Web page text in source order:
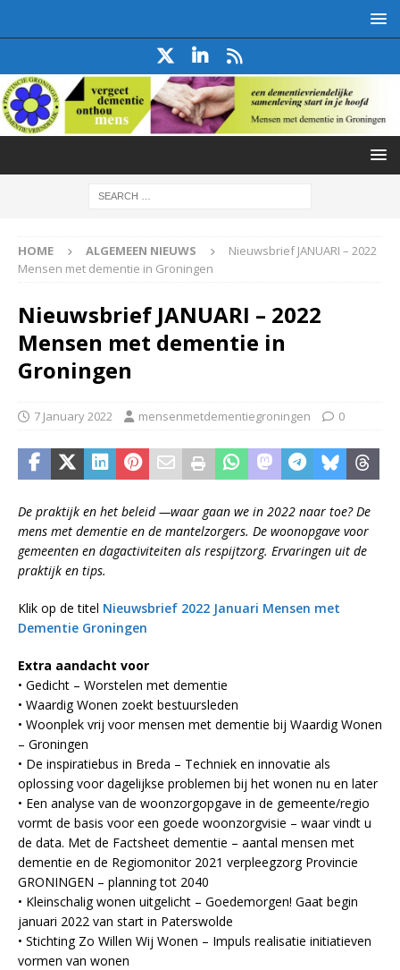
HOME ALGEMEEN NIEUWS
Nieuwsbrief JANUARI – 2022
Mensen met dementie in Groningen
Nieuwsbrief JANUARI – 2022
Mensen met dementie in
Groningen
7 January 2022 mensenmetdementiegroningen 0
De praktijk en het beleid —waar gaan we in 2022 naar toe? De
mens met dementie en de mantelzorgers. De woonopgave voor
gemeenten en dagactiviteiten als respijtzorg. Ervaringen uit de
praktijk en tips.
Klik op de titel Nieuwsbrief 2022 Januari Mensen met
Dementie Groningen
Extra aandacht voor
• Gedicht – Worstelen met dementie
• Waardig Wonen zoekt bestuursleden
• Woonplek vrij voor mensen met dementie bij Waardig Wonen
– Groningen
• De inspiratiebus in Breda – Techniek en innovatie als
oplossing voor dagelijkse problemen bij het wonen nu en later
• Een analyse van de woonzorgopgave in de gemeente/regio
vormt de basis voor een goede woonzorgvisie – waar vindt u
de data. Met de Factsheet dementie – aantal mensen met
dementie en de Regiomonitor 2021 verpleegzorg Provincie
GRONINGEN – planning tot 2040
• Kleinschalig wonen uitgelicht – Goedemorgen! Gaat begin
januari 2022 van start in Paterswolde
• Stichting Zo Willen Wij Wonen – Impuls realisatie initiatieven
vormen van wonen